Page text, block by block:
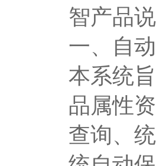
智产品
一、自
本系统
品属性
查询、